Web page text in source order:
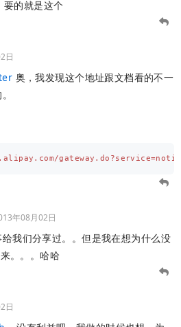
要的就是这个
日
奥，我发现这个地址跟文档看的不一
年08月02日
我们分享过。。但是我在想为什么没
。。。哈哈
日